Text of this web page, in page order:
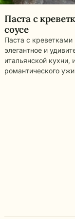
в
из
с
этом
макарон
до
для
Паста с
соусе
Паста с
элегантное и
итальянской кухни,
романтического